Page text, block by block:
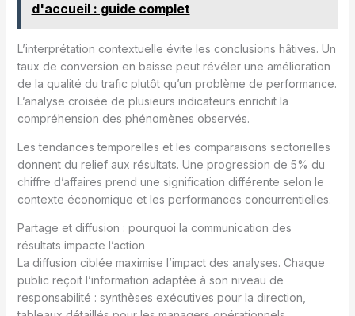
d'accueil : guide complet
L’interprétation contextuelle évite les conclusions hâtives. Un
taux de conversion en baisse peut révéler une amélioration
de la qualité du trafic plutôt qu’un problème de performance.
L’analyse croisée de plusieurs indicateurs enrichit la
compréhension des phénomènes observés.
Les tendances temporelles et les comparaisons sectorielles
donnent du relief aux résultats. Une progression de 5% du
chiffre d’affaires prend une signification différente selon le
contexte économique et les performances concurrentielles.
Partage et diffusion : pourquoi la communication des
résultats impacte l’action
La diffusion ciblée maximise l’impact des analyses. Chaque
public reçoit l’information adaptée à son niveau de
responsabilité : synthèses exécutives pour la direction,